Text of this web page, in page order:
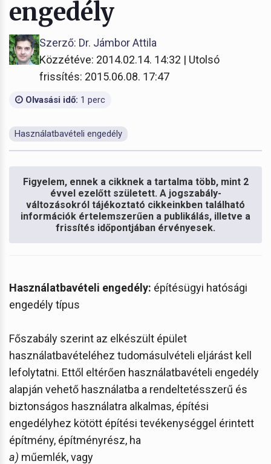
engedély
Szerző: Dr. Jámbor Attila
Közzétéve: 2014.02.14. 14:32 | Utolsó
frissítés: 2015.06.08. 17:47
Olvasási idő: 1 perc
Használatbavételi engedély
Figyelem, ennek a cikknek a tartalma több, mint 2
évvel ezelőtt született. A jogszabály-
változásokról tájékoztató cikkeinkben található
információk értelemszerűen a publikálás, illetve a
frissítés időpontjában érvényesek.
Használatbavételi engedély: építésügyi hatósági
engedély típus
Főszabály szerint az elkészült épület
használatbavételéhez tudomásulvételi eljárást kell
lefolytatni. Ettől eltérően használatbavételi engedély
alapján vehető használatba a rendeltetésszerű és
biztonságos használatra alkalmas, építési
engedélyhez kötött építési tevékenységgel érintett
építmény, építményrész, ha
a) műemlék, vagy